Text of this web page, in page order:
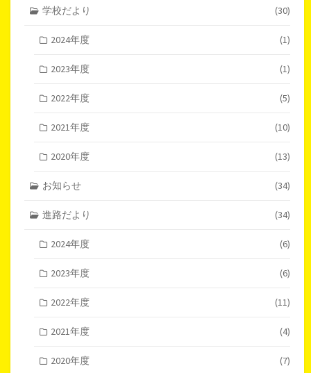
学校だより (30)
2024年度 (1)
2023年度 (1)
2022年度 (5)
2021年度 (10)
2020年度 (13)
お知らせ (34)
進路だより (34)
2024年度 (6)
2023年度 (6)
2022年度 (11)
2021年度 (4)
2020年度 (7)